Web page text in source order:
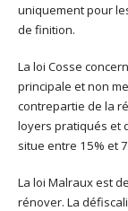
uniquement pour
de finition.
La loi Cosse
principale et non
contrepartie de la
loyers pratiqués et
situe entre 15% et
La loi Malraux est
rénover. La